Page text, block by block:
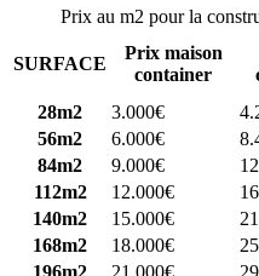
Prix au m2 pour la
SURFACE
Prix maison
container
28m2
3.000€
56m2
6.000€
84m2
9.000€
112m2
12.000€
140m2
15.000€
168m2
18.000€
196m2
21.000€